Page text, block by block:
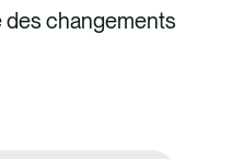
changements